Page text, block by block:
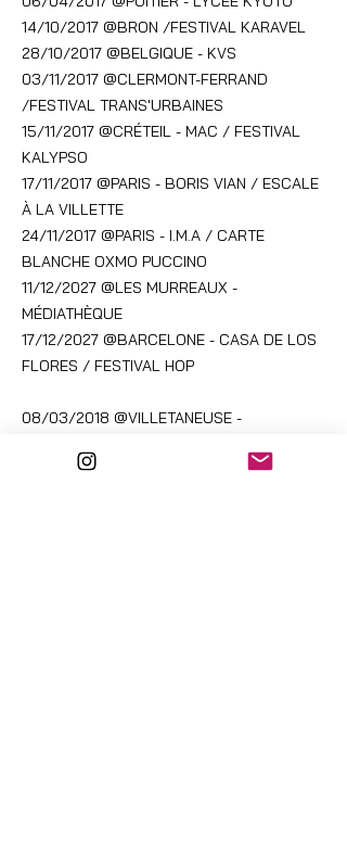
14/10/2017 @BRON /FESTIVAL KARAVEL
28/10/2017 @BELGIQUE - KVS
03/11/2017 @CLERMONT-FERRAND
/FESTIVAL TRANS'URBAINES
15/11/2017 @CRÉTEIL - MAC / FESTIVAL
KALYPSO
17/11/2017 @PARIS - BORIS VIAN / ESCALE
À LA VILLETTE
24/11/2017 @PARIS - I.M.A / CARTE
BLANCHE OXMO PUCCINO
11/12/2027 @LES MURREAUX -
MÉDIATHÈQUE
17/12/2027 @BARCELONE - CASA DE LOS
FLORES / FESTIVAL HOP
08/03/2018 @VILLETANEUSE -
09/03/2018 @RENNES - LE TRIANGLE